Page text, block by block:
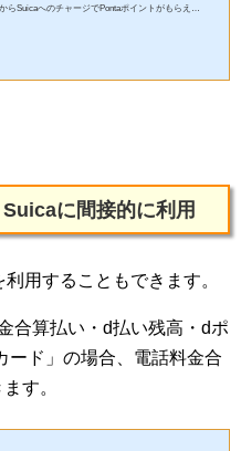
らSuicaへのチャージでPontaポイントがもらえる
に間接的に利用
用することもできます。
合算払い・d払い残高・dポ
ード」の場合、電話料金合
す。